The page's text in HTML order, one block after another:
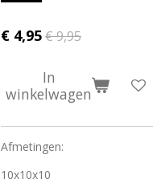
€ 4,95€ 9,95
In
winkelwagen
Afmetingen:
10x10x10